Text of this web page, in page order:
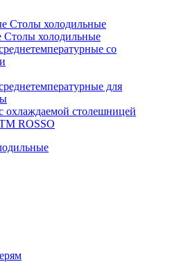
Столы холодильные
Столы холодильные
со
для
охлаждаемой столешницей
ROSSO